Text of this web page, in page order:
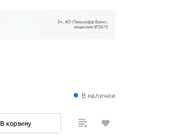
В наличии
В корзину